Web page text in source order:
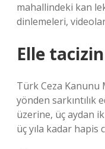
mahallindeki kan
dinlemeleri,
Elle
Türk Ceza Kanunu
yönden sarkıntılık
üzerine, üç aydan
üç yıla kadar hapis